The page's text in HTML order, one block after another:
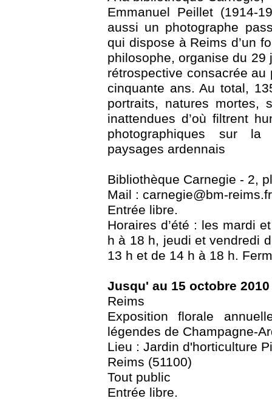
Emmanuel Peillet (1914-
aussi un photographe
qui dispose à Reims d’un
philosophe, organise du
rétrospective consacrée
cinquante ans. Au total,
portraits, natures mortes,
inattendues d’où filtrent
photographiques sur la
paysages ardennais
Bibliothèque Carnegie - 2,
Mail : carnegie@bm-
Entrée libre.
Horaires d’été : les mardi
h à 18 h, jeudi et vendredi
13 h et de 14 h à 18 h.
Jusqu' au 15 octobre 2010
Reims
Exposition florale
légendes de Champagne-
Lieu : Jardin d'horticulture
Reims (51100)
Tout public
Entrée libre.